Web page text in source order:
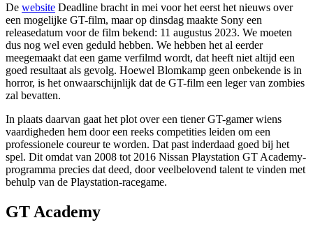
De website Deadline bracht in mei voor het eerst het nieuws over
een mogelijke GT-film, maar op dinsdag maakte Sony een
releasedatum voor de film bekend: 11 augustus 2023. We moeten
dus nog wel even geduld hebben. We hebben het al eerder
meegemaakt dat een game verfilmd wordt, dat heeft niet altijd een
goed resultaat als gevolg. Hoewel Blomkamp geen onbekende is in
horror, is het onwaarschijnlijk dat de GT-film een ​​leger van zombies
zal bevatten.
In plaats daarvan gaat het plot over een tiener GT-gamer wiens
vaardigheden hem door een reeks competities leiden om een ​​
professionele coureur te worden. Dat past inderdaad goed bij het
spel. Dit omdat van 2008 tot 2016 Nissan Playstation GT Academy-
programma precies dat deed, door veelbelovend talent te vinden met
behulp van de Playstation-racegame.
GT Academy